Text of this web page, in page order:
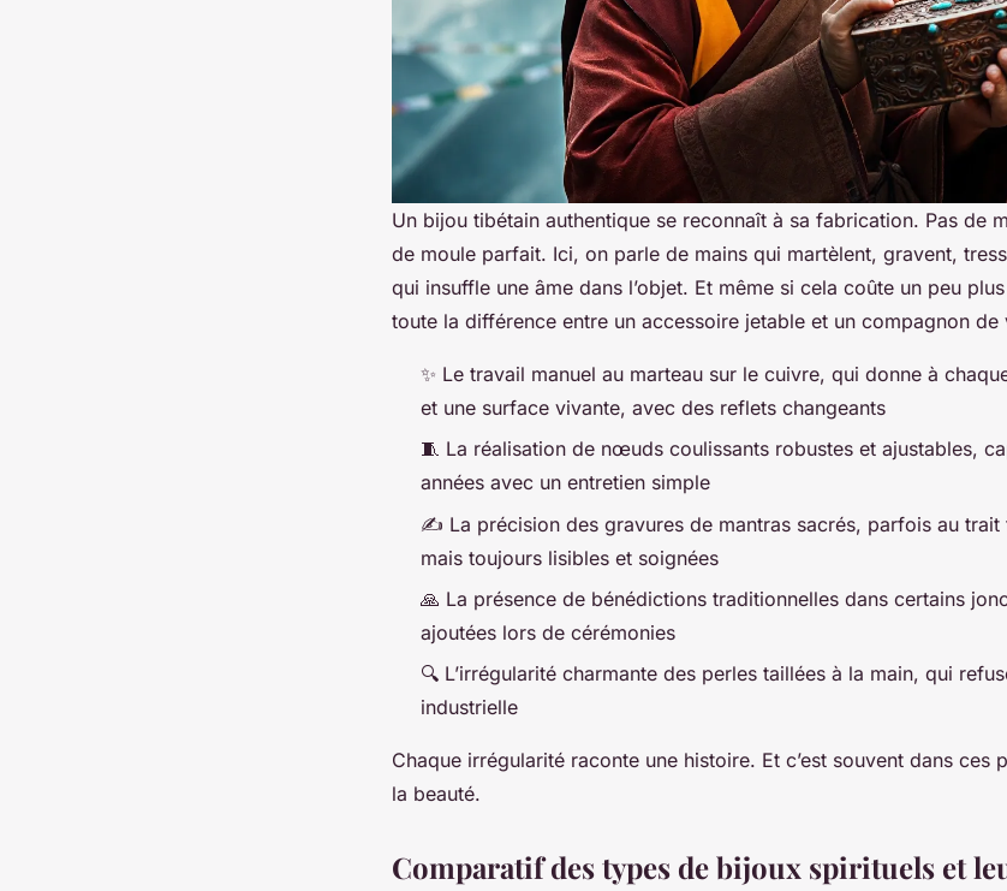
Un bijou tibétain authentique se reconnaît à sa fabrication. Pas de
de moule parfait. Ici, on parle de mains qui martèlent, gravent,
qui insuffle une âme dans l’objet. Et même si cela coûte un peu
toute la différence entre un accessoire jetable et un compagnon de
✨ Le travail manuel au marteau sur le cuivre, qui donne à
et une surface vivante, avec des reflets changeants
🧵 La réalisation de nœuds coulissants robustes et ajustables,
années avec un entretien simple
✍️ La précision des gravures de mantras sacrés, parfois au
mais toujours lisibles et soignées
🙏 La présence de bénédictions traditionnelles dans certains
ajoutées lors de cérémonies
🔍 L’irrégularité charmante des perles taillées à la main, qui
industrielle
Chaque irrégularité raconte une histoire. Et c’est souvent dans ces
la beauté.
Comparatif des types de bijoux spirituels et